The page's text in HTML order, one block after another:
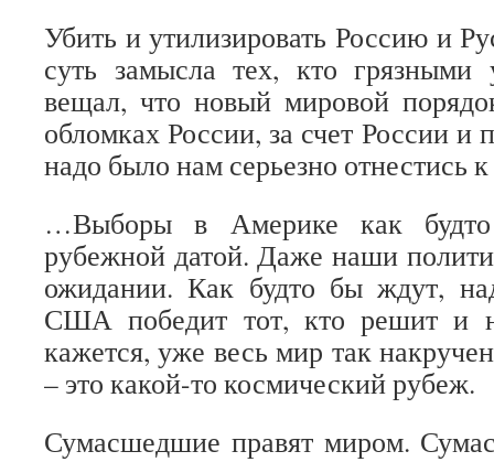
Убить и утилизировать Россию и
суть замысла тех, кто грязными
вещал, что новый мировой
обломках России, за счет России и
надо было нам серьезно отнестись
…Выборы в Америке как будто
рубежной датой. Даже наши
ожидании. Как будто бы ждут,
США победит тот, кто решит и
кажется, уже весь мир так
– это какой-то космический рубеж.
Сумасшедшие правят миром.